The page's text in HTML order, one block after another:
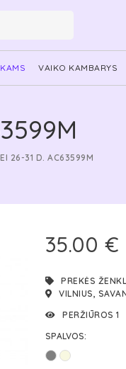
VAIKO KAMBARYS
26-31 D. AC63599M
35.00 €
PREKĖS
VILNIUS,
PERŽIŪROS 1
SPALVOS: